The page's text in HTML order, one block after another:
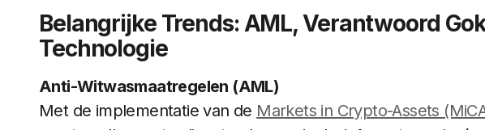
Belangrijke Trends: AML, Verantwoord
Technologie
Anti-Witwasmaatregelen (AML)
Met de implementatie van de Markets in Crypto-Assets